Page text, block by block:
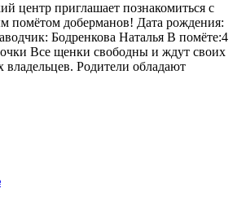
центр приглашает познакомиться с
помётом доберманов! Дата рождения:
Бодренкова Наталья В помёте:4
Все щенки свободны и ждут своих
владельцев. Родители обладают